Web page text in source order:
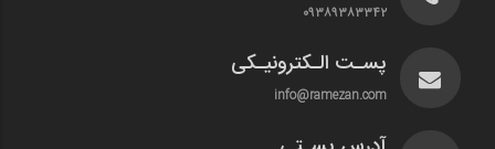
۰۹۳۸۹۳۸۳۳۴۲
پسـت الـکترونیـکی
info@ramezan.com